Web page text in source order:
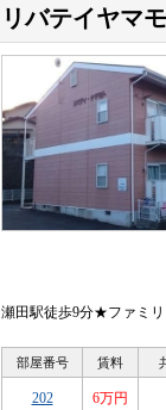
リバテイヤマ
瀬田駅徒歩9分★ファミ
部屋番号 賃料
202 6万円